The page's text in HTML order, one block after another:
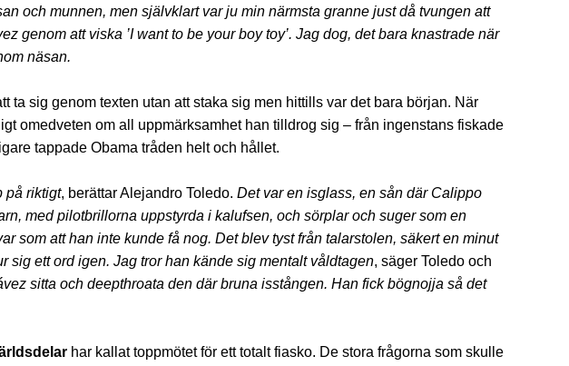
och munnen, men självklart var ju min närmsta granne just då tvungen att
genom att viska ’I want to be your boy toy’. Jag dog, det bara knastrade när
näsan.
ta sig genom texten utan att staka sig men hittills var det bara början. När
omedveten om all uppmärksamhet han tilldrog sig – från ingenstans fiskade
tappade Obama tråden helt och hållet.
på riktigt, berättar Alejandro Toledo. Det var en isglass, en sån där Calippo
med pilotbrillorna uppstyrda i kalufsen, och sörplar och suger som en
som att han inte kunde få nog. Det blev tyst från talarstolen, säkert en minut
sig ett ord igen. Jag tror han kände sig mentalt våldtagen, säger Toledo och
sitta och deepthroata den där bruna isstången. Han fick bögnojja så det
har kallat toppmötet för ett totalt fiasko. De stora frågorna som skulle